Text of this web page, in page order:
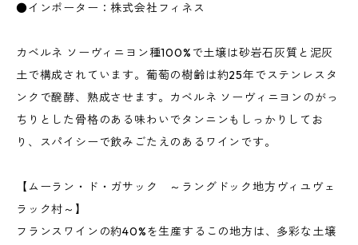
●インポーター：株式会社フィネス
カベルネ ソーヴィニヨン種100%で土壌は砂岩石灰質と泥灰
土で構成されています。葡萄の樹齢は約25年でステンレスタ
ンクで醗酵、熟成させます。カベルネ ソーヴィニヨンのがっ
ちりとした骨格のある味わいでタンニンもしっかりしてお
り、スパイシーで飲みごたえのあるワインです。
【ムーラン・ド・ガサック ～ラングドック地方ヴィユヴェ
ラック村～】
フランスワインの約40%を生産するこの地方は、多彩な土壌